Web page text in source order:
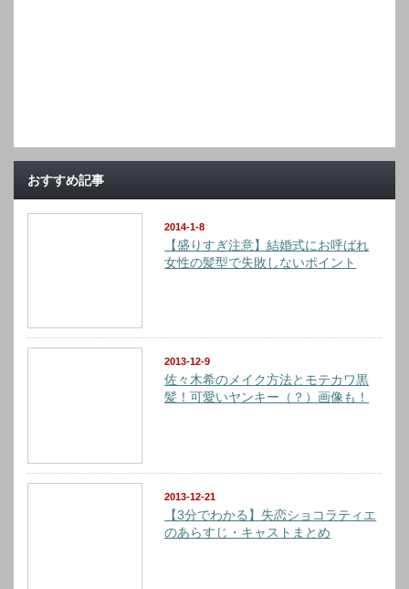
おすすめ記事
2014-1-8
【盛りすぎ注意】結婚式にお呼ばれ
女性の髪型で失敗しないポイント
2013-12-9
佐々木希のメイク方法とモテカワ黒
髪！可愛いヤンキー（？）画像も！
2013-12-21
【3分でわかる】失恋ショコラティエ
のあらすじ・キャストまとめ